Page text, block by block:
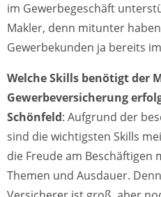
im Gewerbegeschäft
Makler, denn mitunter
Gewerbekunden ja bereits
Welche Skills benötigt der
Gewerbeversicherung
Schönfeld: Aufgrund der
sind die wichtigsten Skills
die Freude am
Themen und Ausdauer.